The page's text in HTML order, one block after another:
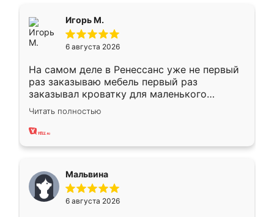
Игорь М.
6 августа 2026
На самом деле в Ренессанс уже не первый
раз заказываю мебель первый раз
заказывал кроватку для маленького
ребёнка при его рождении ,во второй раз
заказал шкаф-купе. По качеству очень
хорошее сборка достаточно быстрая,
меньше, здесь же он более разнообразный.
Мне нравится ,если что-то потребуется из
мебели буду заказывать только здесь.
Читать полностью
Мальвина
6 августа 2026